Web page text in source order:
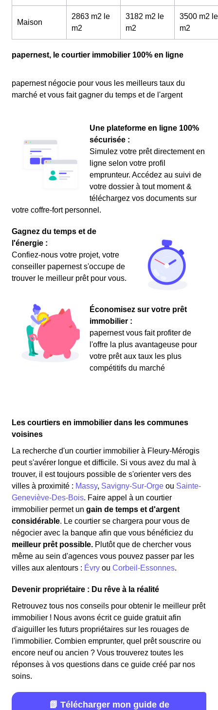
Maison
2863 m2 le
m2
3182 m2 le
m2
3500 m2 le
m2
papernest, le courtier immobilier 100% en ligne
papernest négocie pour vous les meilleurs taux du
marché et vous fait gagner du temps et de l'argent
Une plateforme en ligne 100%
sécurisée :
Simulez votre prêt directement en
ligne selon votre profil
emprunteur. Accédez au suivi de
votre dossier à tout moment &
téléchargez vos documents sur
votre coffre-fort personnel.
Gagnez du temps et de
l'énergie :
Confiez-nous votre projet, votre
conseiller papernest s'occupe de
trouver le meilleur prêt pour vous.
Économisez sur votre prêt
immobilier :
papernest vous fait profiter de
l'offre la plus avantageuse pour
votre prêt aux taux les plus
compétitifs du marché
Les courtiers en immobilier dans les communes
voisines
La recherche d'un courtier immobilier à Fleury-Mérogis
peut s'avérer longue et difficile. Si vous avez du mal à
trouver, il est toujours possible de s'orienter vers des
villes à proximité : Massy, Savigny-Sur-Orge ou Sainte-
Geneviève-Des-Bois. Faire appel à un courtier
immobilier permet un gain de temps et d'argent
considérable. Le courtier se chargera pour vous de
négocier avec la banque afin que vous bénéficiez du
meilleur prêt possible. Plutôt que de chercher vous
même au sein d'agences vous pouvez passer par les
villes aux alentours : Évry ou Corbeil-Essonnes.
Devenir propriétaire : Du rêve à la réalité
Retrouvez tous nos conseils pour obtenir le meilleur prêt
immobilier ! Nous avons écrit ce guide gratuit afin
d'aiguiller les futurs propriétaires sur les rouages de
l'immobilier. Combien emprunter, quel prêt souscrire ou
encore neuf ou ancien ? Vous trouverez toutes les
réponses à vos questions dans ce guide créé par nos
soins.
📗 Télécharger mon guide de